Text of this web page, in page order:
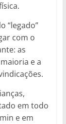
“legado”
com o
as
e a
em todo
e em